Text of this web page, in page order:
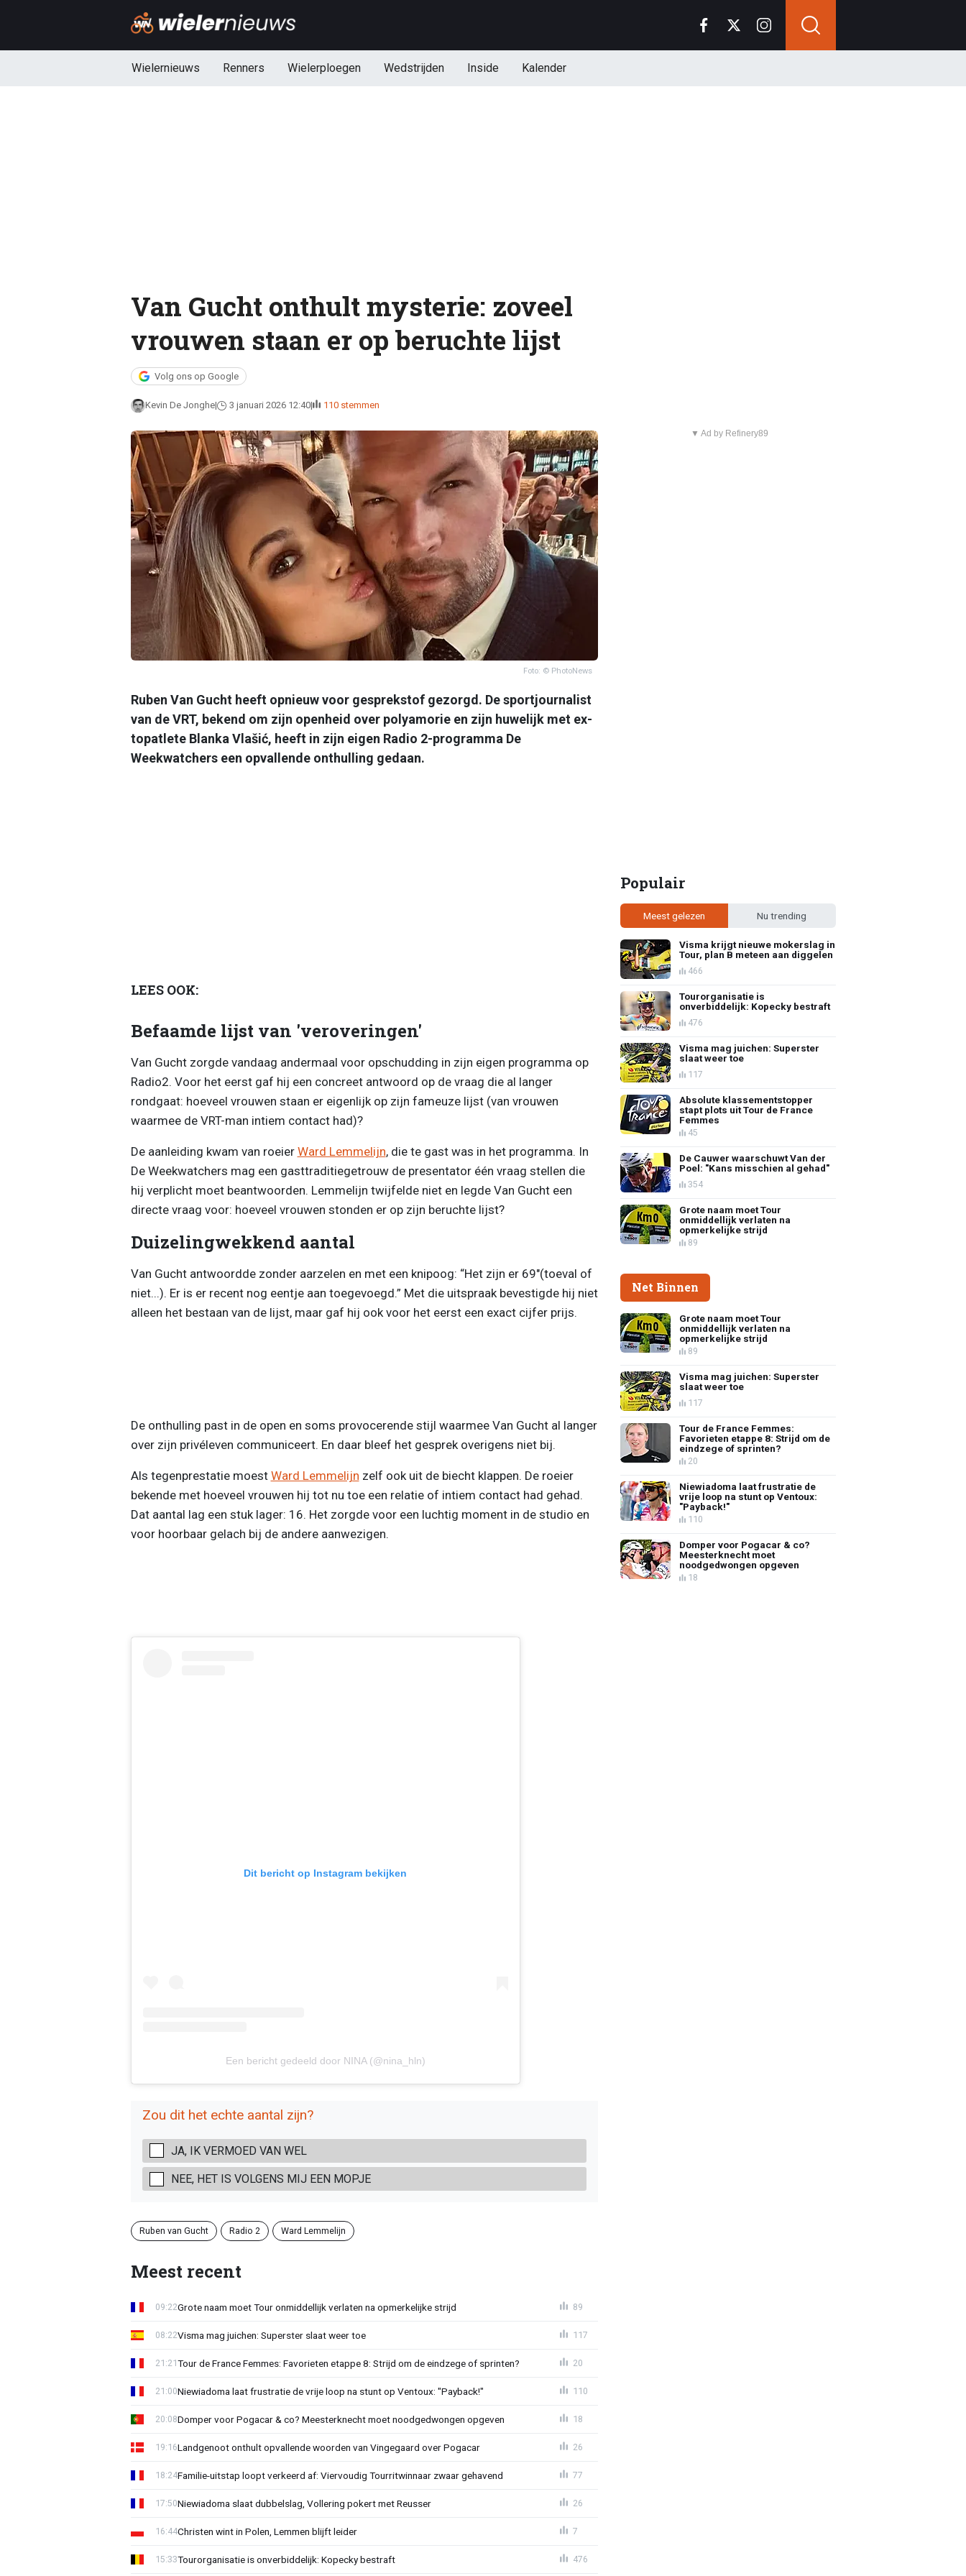
Wielernieuws Renners Wielerploegen Wedstrijden Inside Kalender
Van Gucht onthult mysterie: zoveel
vrouwen staan er op beruchte lijst
Volg ons op Google
Kevin De Jonghe 3 januari 2026 12:40 110 stemmen
Foto: © PhotoNews
Ruben Van Gucht heeft opnieuw voor gesprekstof gezorgd. De sportjournalist
van de VRT, bekend om zijn openheid over polyamorie en zijn huwelijk met ex-
topatlete Blanka Vlašić, heeft in zijn eigen Radio 2-programma De
Weekwatchers een opvallende onthulling gedaan.
LEES OOK:
Befaamde lijst van 'veroveringen'
Van Gucht zorgde vandaag andermaal voor opschudding in zijn eigen programma op
Radio2. Voor het eerst gaf hij een concreet antwoord op de vraag die al langer
rondgaat: hoeveel vrouwen staan er eigenlijk op zijn fameuze lijst (van vrouwen
waarmee de VRT-man intiem contact had)?
De aanleiding kwam van roeier Ward Lemmelijn, die te gast was in het programma. In
De Weekwatchers mag een gasttraditiegetrouw de presentator één vraag stellen die
hij verplicht moet beantwoorden. Lemmelijn twijfelde niet en legde Van Gucht een
directe vraag voor: hoeveel vrouwen stonden er op zijn beruchte lijst?
Duizelingwekkend aantal
Van Gucht antwoordde zonder aarzelen en met een knipoog: “Het zijn er 69"(toeval of
niet...). Er is er recent nog eentje aan toegevoegd.” Met die uitspraak bevestigde hij niet
alleen het bestaan van de lijst, maar gaf hij ook voor het eerst een exact cijfer prijs.
De onthulling past in de open en soms provocerende stijl waarmee Van Gucht al langer
over zijn privéleven communiceert. En daar bleef het gesprek overigens niet bij.
Als tegenprestatie moest Ward Lemmelijn zelf ook uit de biecht klappen. De roeier
bekende met hoeveel vrouwen hij tot nu toe een relatie of intiem contact had gehad.
Dat aantal lag een stuk lager: 16. Het zorgde voor een luchtig moment in de studio en
voor hoorbaar gelach bij de andere aanwezigen.
Dit bericht op Instagram bekijken
Een bericht gedeeld door NINA (@nina_hln)
Zou dit het echte aantal zijn?
JA, IK VERMOED VAN WEL
NEE, HET IS VOLGENS MIJ EEN MOPJE
Ruben van Gucht Radio 2 Ward Lemmelijn
Meest recent
Grote naam moet Tour onmiddellijk verlaten na opmerkelijke strijd
09:22 89
Visma mag juichen: Superster slaat weer toe
08:22 117
Tour de France Femmes: Favorieten etappe 8: Strijd om de eindzege of sprinten?
21:21 20
Niewiadoma laat frustratie de vrije loop na stunt op Ventoux: "Payback!"
21:00 110
Domper voor Pogacar & co? Meesterknecht moet noodgedwongen opgeven
20:08 18
Landgenoot onthult opvallende woorden van Vingegaard over Pogacar
19:16 26
Familie-uitstap loopt verkeerd af: Viervoudig Tourritwinnaar zwaar gehavend
18:24 77
Niewiadoma slaat dubbelslag, Vollering pokert met Reusser
17:50 26
Christen wint in Polen, Lemmen blijft leider
16:44 7
Tourorganisatie is onverbiddelijk: Kopecky bestraft
15:33 476
▼ Ad by Refinery89
Populair
Meest gelezen Nu trending
Visma krijgt nieuwe mokerslag in
Tour, plan B meteen aan diggelen
466
Tourorganisatie is
onverbiddelijk: Kopecky bestraft
476
Visma mag juichen: Superster
slaat weer toe
117
Absolute klassementstopper
stapt plots uit Tour de France
Femmes
45
De Cauwer waarschuwt Van der
Poel: "Kans misschien al gehad"
354
Grote naam moet Tour
onmiddellijk verlaten na
opmerkelijke strijd
89
Net Binnen
Grote naam moet Tour
onmiddellijk verlaten na
opmerkelijke strijd
89
Visma mag juichen: Superster
slaat weer toe
117
Tour de France Femmes:
Favorieten etappe 8: Strijd om de
eindzege of sprinten?
20
Niewiadoma laat frustratie de
vrije loop na stunt op Ventoux:
"Payback!"
110
Domper voor Pogacar & co?
Meesterknecht moet
noodgedwongen opgeven
18